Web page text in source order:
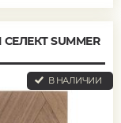
SUMMER
В НАЛИЧИИ